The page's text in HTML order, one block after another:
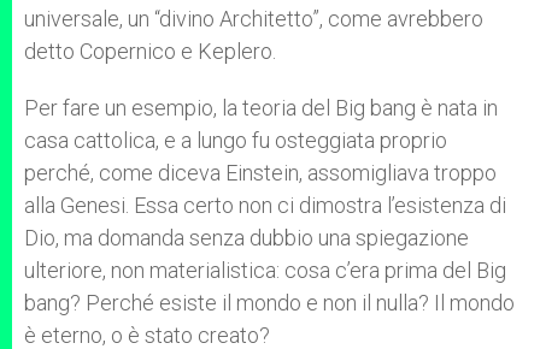
universale, un “divino Architetto”, come avrebbero
detto Copernico e Keplero.
Per fare un esempio, la teoria del Big bang è nata in
casa cattolica, e a lungo fu osteggiata proprio
perché, come diceva Einstein, assomigliava troppo
alla Genesi. Essa certo non ci dimostra l’esistenza di
Dio, ma domanda senza dubbio una spiegazione
ulteriore, non materialistica: cosa c’era prima del Big
bang? Perché esiste il mondo e non il nulla? Il mondo
è eterno, o è stato creato?